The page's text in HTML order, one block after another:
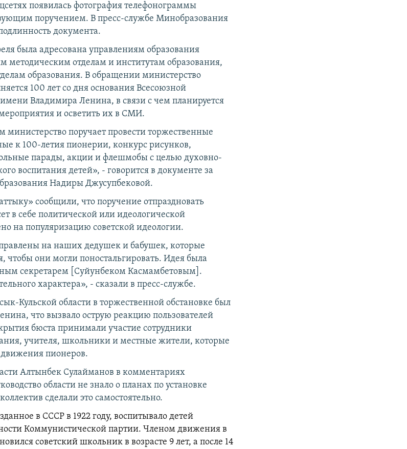
появилась фотография телефонограммы
поручением. В пресс-службе Минобразования
документа.
была адресована управлениям образования
отделам и институтам образования,
образования. В обращении министерство
100 лет со дня основания Всесоюзной
Владимира Ленина, в связи с чем планируется
и осветить их в СМИ.
министерство поручает провести торжественные
к 100-летия пионерии, конкурс рисунков,
парады, акции и флешмобы с целью духовно-
воспитания детей», - говорится в документе за
Надиры Джусупбековой.
сообщили, что поручение отпраздновать
в себе политической или идеологической
на популяризацию советской идеологии.
на наших дедушек и бабушек, которые
чтобы они могли поностальгировать. Идея была
секретарем [Суйунбеком Касмамбетовым].
характера», - сказали в пресс-службе.
Кульской области в торжественной обстановке был
что вызвало острую реакцию пользователей
бюста принимали участие сотрудники
учителя, школьники и местные жители, которые
пионеров.
Алтынбек Сулайманов в комментариях
области не знало о планах по установке
сделали это самостоятельно.
в СССР в 1922 году, воспитывало детей
Коммунистической партии. Членом движения в
советский школьник в возрасте 9 лет, а после 14